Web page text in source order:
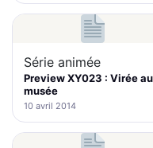
Série animée
Preview XY023 : Virée au
musée
10 avril 2014